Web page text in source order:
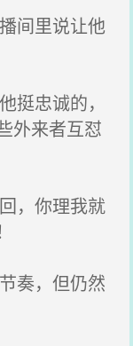
间里说让他
忠诚的，
外来者互怼
，你理我就
奏，但仍然